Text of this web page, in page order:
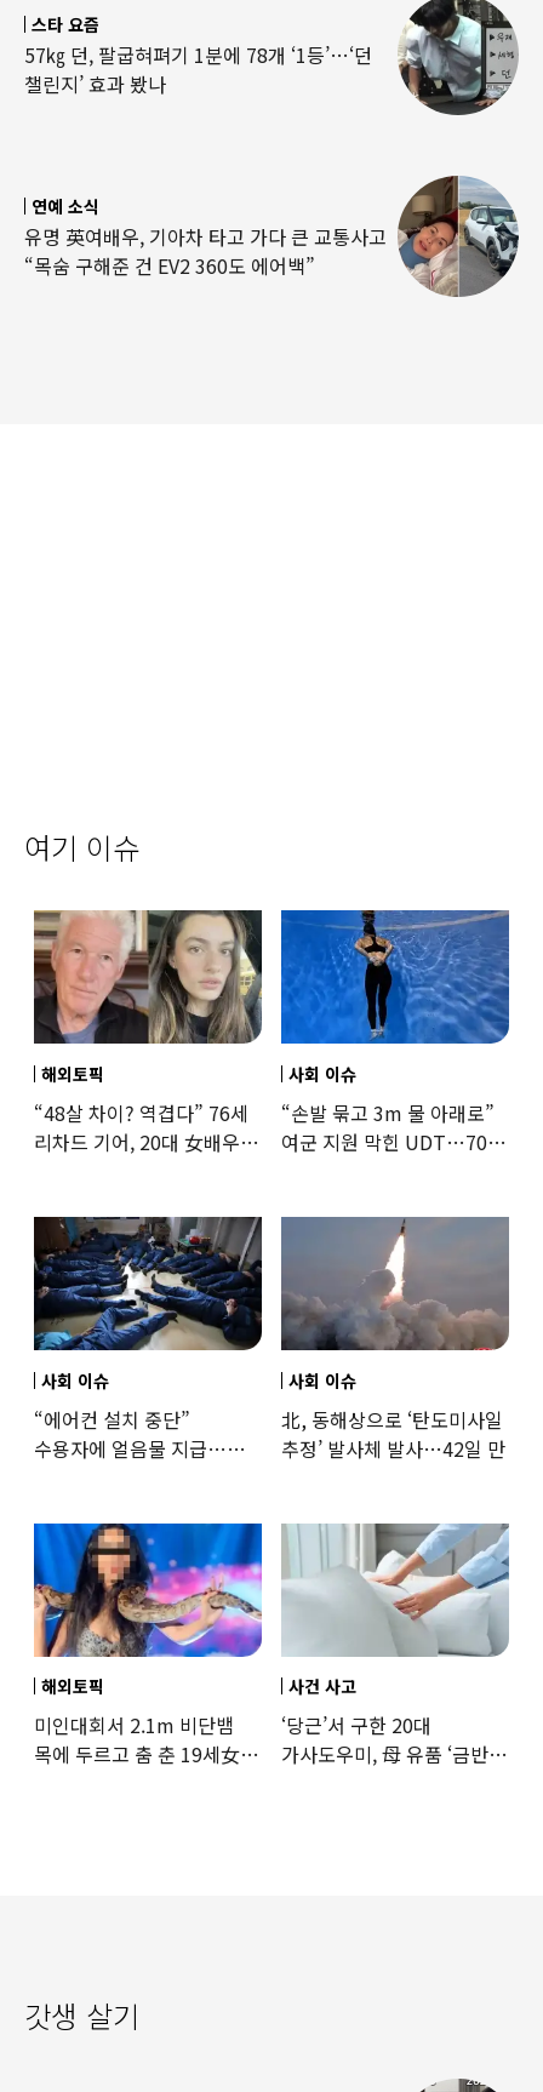
스타 요즘
57㎏ 던, 팔굽혀펴기 1분에 78개 ‘1등’…‘던
챌린지’ 효과 봤나
연예 소식
유명 英여배우, 기아차 타고 가다 큰 교통사고
“목숨 구해준 건 EV2 360도 에어백”
여기 이슈
해외토픽
“48살 차이? 역겹다” 76세
리차드 기어, 20대 女배우와
사회 이슈
“손발 묶고 3m 물 아래로”
여군 지원 막힌 UDT…707
사회 이슈
“에어컨 설치 중단”
수용자에 얼음물 지급…
사회 이슈
北, 동해상으로 ‘탄도미사일
추정’ 발사체 발사…42일 만
해외토픽
미인대회서 2.1m 비단뱀
목에 두르고 춤 춘 19세女
사건 사고
‘당근’서 구한 20대
가사도우미, 母 유품 ‘금반지
갓생 살기